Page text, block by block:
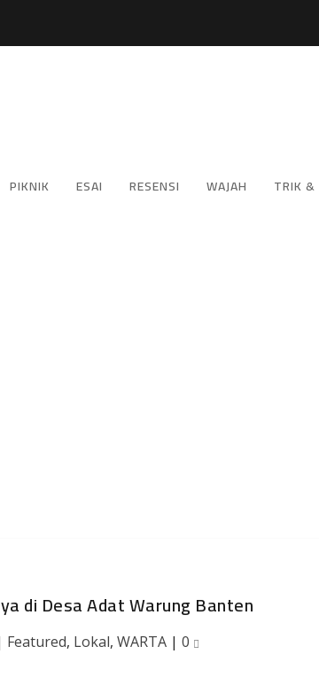
PIKNIK ESAI RESENSI WAJAH TRIK
di Desa Adat Warung Banten
Featured, Lokal, WARTA| 0